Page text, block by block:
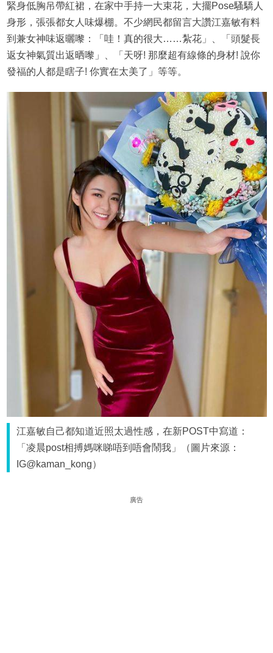
緊身低胸吊帶紅裙，在家中手持一大束花，大擺Pose騷驕人
身形，張張都女人味爆棚。不少網民都留言大讚江嘉敏有料
到兼女神味返曬嚟：「哇！真的很大……紮花」、「頭髮長
返女神氣質出返晒嚟」、「天呀! 那麼超有線條的身材! 說你
發福的人都是瞎子! 你實在太美了」等等。
江嘉敏自己都知道近照太過性感，在新POST中寫道：
「凌晨post相搏媽咪睇唔到唔會鬧我」（圖片來源：
IG@kaman_kong）
廣告